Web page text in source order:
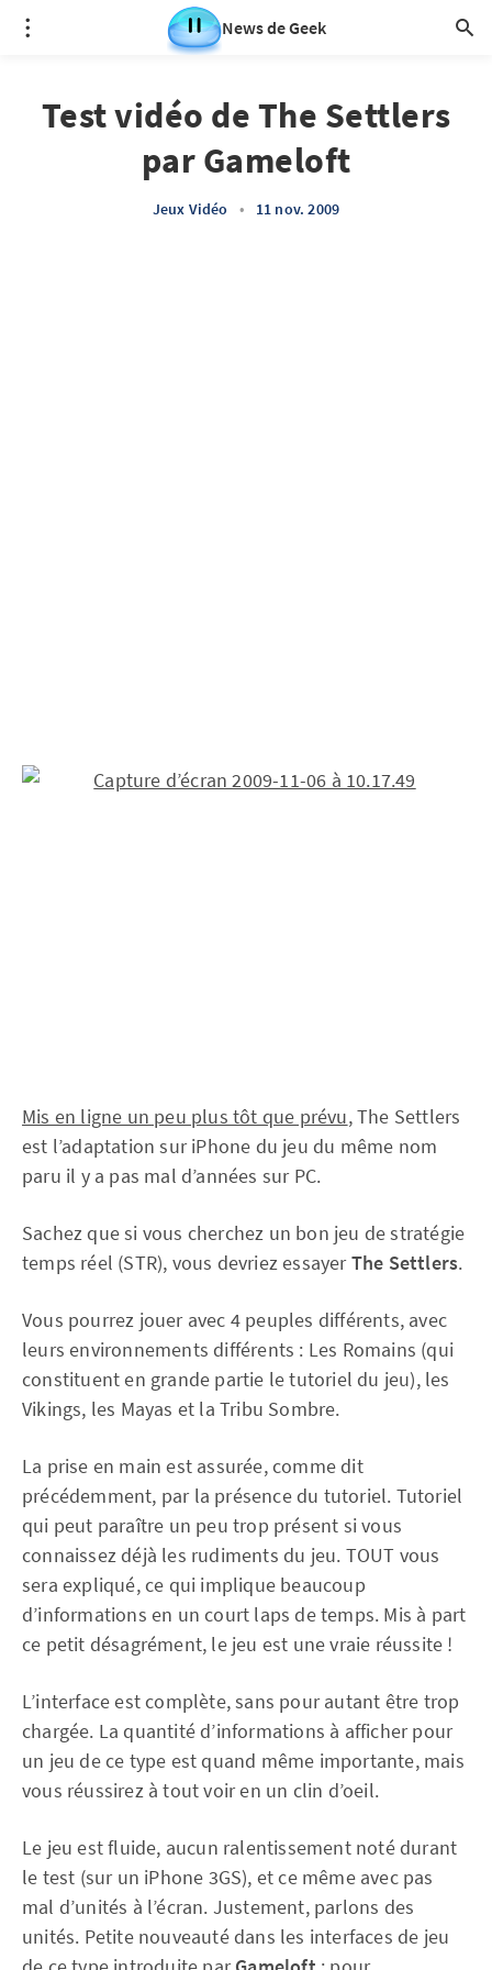
News de Geek
Test vidéo de The Settlers
par Gameloft
Jeux Vidéo • 11 nov. 2009
Mis en ligne un peu plus tôt que prévu, The Settlers
est l’adaptation sur iPhone du jeu du même nom
paru il y a pas mal d’années sur PC.
Sachez que si vous cherchez un bon jeu de stratégie
temps réel (STR), vous devriez essayerThe Settlers.
Vous pourrez jouer avec 4 peuples différents, avec
leurs environnements différents : Les Romains (qui
constituent en grande partie le tutoriel du jeu), les
Vikings, les Mayas et la Tribu Sombre.
La prise en main est assurée, comme dit
précédemment, par la présence du tutoriel. Tutoriel
qui peut paraître un peu trop présent si vous
connaissez déjà les rudiments du jeu. TOUT vous
sera expliqué, ce qui implique beaucoup
d’informations en un court laps de temps. Mis à part
ce petit désagrément, le jeu est une vraie réussite !
L’interface est complète, sans pour autant être trop
chargée. La quantité d’informations à afficher pour
un jeu de ce type est quand même importante, mais
vous réussirez à tout voir en un clin d’oeil.
Le jeu est fluide, aucun ralentissement noté durant
le test (sur un iPhone 3GS), et ce même avec pas
mal d’unités à l’écran. Justement, parlons des
unités. Petite nouveauté dans les interfaces de jeu